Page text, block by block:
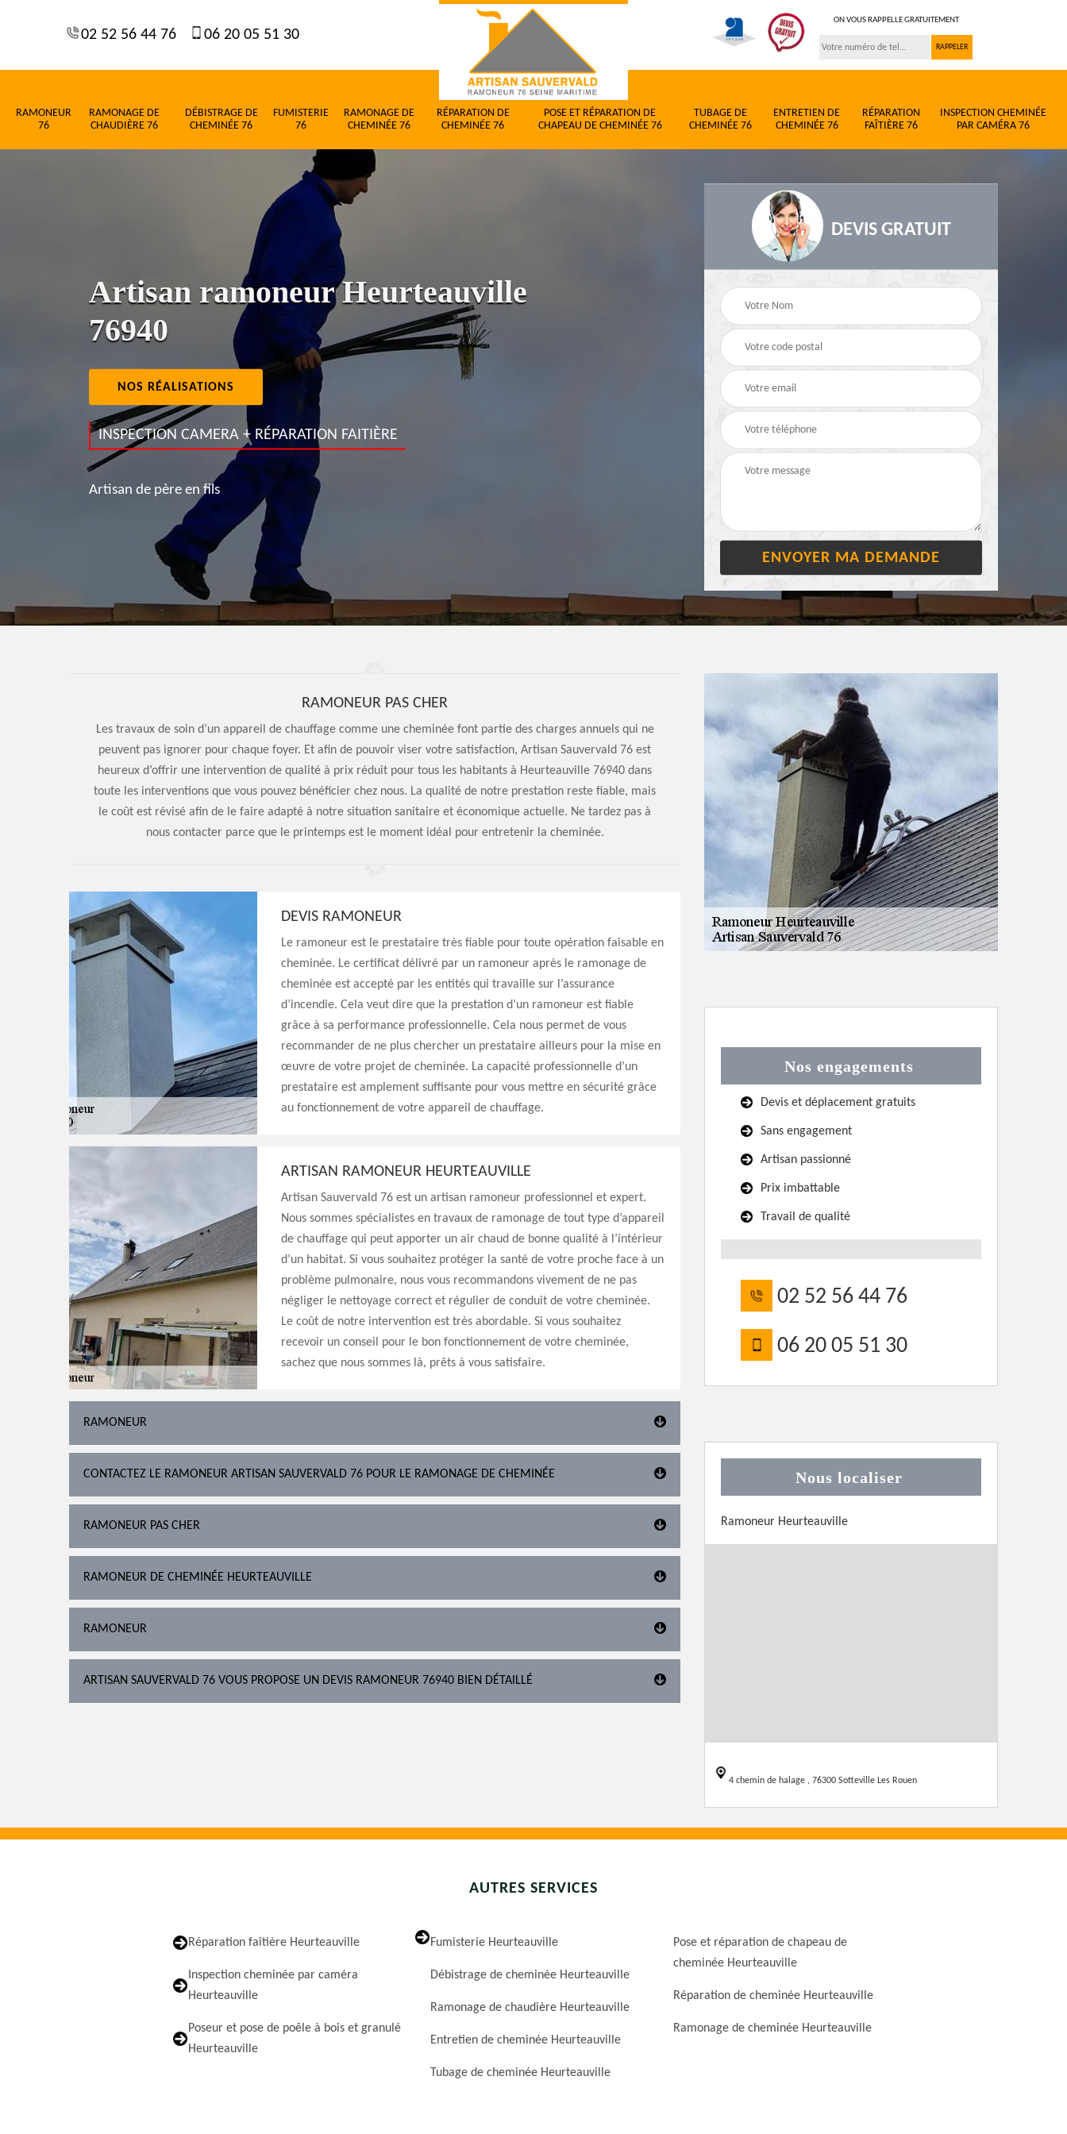
02 52 56 44 76 06 20 05 51 30
ON VOUS RAPPELLE GRATUITEMENT
RAMONEUR
76
RAMONAGE DE
CHAUDIÈRE 76
DÉBISTRAGE DE
CHEMINÉE 76
FUMISTERIE
76
RAMONAGE DE
CHEMINÉE 76
RÉPARATION DE
CHEMINÉE 76
POSE ET RÉPARATION DE
CHAPEAU DE CHEMINÉE 76
TUBAGE DE
CHEMINÉE 76
ENTRETIEN DE
CHEMINÉE 76
RÉPARATION
FAÎTIÈRE 76
INSPECTION CHEMINÉE
PAR CAMÉRA 76
Artisan ramoneur Heurteauville
76940
NOS RÉALISATIONS
INSPECTION CAMERA + RÉPARATION FAITIÈRE
Artisan de père en fils
DEVIS GRATUIT
RAMONEUR PAS CHER
Les travaux de soin d’un appareil de chauffage comme une cheminée font partie des charges annuels qui ne
peuvent pas ignorer pour chaque foyer. Et afin de pouvoir viser votre satisfaction, Artisan Sauvervald 76 est
heureux d’offrir une intervention de qualité à prix réduit pour tous les habitants à Heurteauville 76940 dans
toute les interventions que vous pouvez bénéficier chez nous. La qualité de notre prestation reste fiable, mais
le coût est révisé afin de le faire adapté à notre situation sanitaire et économique actuelle. Ne tardez pas à
nous contacter parce que le printemps est le moment idéal pour entretenir la cheminée.
DEVIS RAMONEUR
Le ramoneur est le prestataire très fiable pour toute opération faisable en
cheminée. Le certificat délivré par un ramoneur après le ramonage de
cheminée est accepté par les entités qui travaille sur l’assurance
d’incendie. Cela veut dire que la prestation d’un ramoneur est fiable
grâce à sa performance professionnelle. Cela nous permet de vous
recommander de ne plus chercher un prestataire ailleurs pour la mise en
œuvre de votre projet de cheminée. La capacité professionnelle d’un
prestataire est amplement suffisante pour vous mettre en sécurité grâce
au fonctionnement de votre appareil de chauffage.
ARTISAN RAMONEUR HEURTEAUVILLE
Artisan Sauvervald 76 est un artisan ramoneur professionnel et expert.
Nous sommes spécialistes en travaux de ramonage de tout type d’appareil
de chauffage qui peut apporter un air chaud de bonne qualité à l’intérieur
d’un habitat. Si vous souhaitez protéger la santé de votre proche face à un
problème pulmonaire, nous vous recommandons vivement de ne pas
négliger le nettoyage correct et régulier de conduit de votre cheminée.
Le coût de notre intervention est très abordable. Si vous souhaitez
recevoir un conseil pour le bon fonctionnement de votre cheminée,
sachez que nous sommes là, prêts à vous satisfaire.
RAMONEUR
CONTACTEZ LE RAMONEUR ARTISAN SAUVERVALD 76 POUR LE RAMONAGE DE CHEMINÉE
RAMONEUR PAS CHER
RAMONEUR DE CHEMINÉE HEURTEAUVILLE
RAMONEUR
ARTISAN SAUVERVALD 76 VOUS PROPOSE UN DEVIS RAMONEUR 76940 BIEN DÉTAILLÉ
Nos engagements
Devis et déplacement gratuits
Sans engagement
Artisan passionné
Prix imbattable
Travail de qualité
02 52 56 44 76
06 20 05 51 30
Nous localiser
Ramoneur Heurteauville
4 chemin de halage , 76300 Sotteville Les Rouen
AUTRES SERVICES
Réparation faîtière Heurteauville
Inspection cheminée par caméra
Heurteauville
Poseur et pose de poêle à bois et granulé
Heurteauville
Fumisterie Heurteauville
Débistrage de cheminée Heurteauville
Ramonage de chaudière Heurteauville
Entretien de cheminée Heurteauville
Tubage de cheminée Heurteauville
Pose et réparation de chapeau de
cheminée Heurteauville
Réparation de cheminée Heurteauville
Ramonage de cheminée Heurteauville